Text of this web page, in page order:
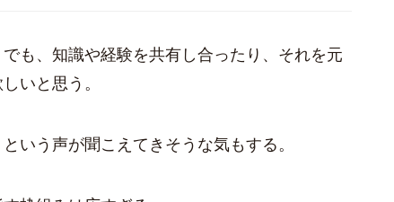
も、知識や経験を共有し合ったり、それを元
いと思う。
いう声が聞こえてきそうな気もする。